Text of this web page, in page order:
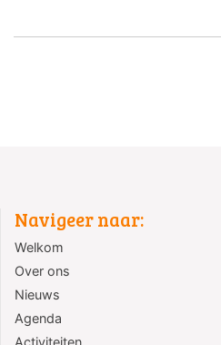
Navigeer naar:
Welkom
Over ons
Nieuws
Agenda
Activiteiten